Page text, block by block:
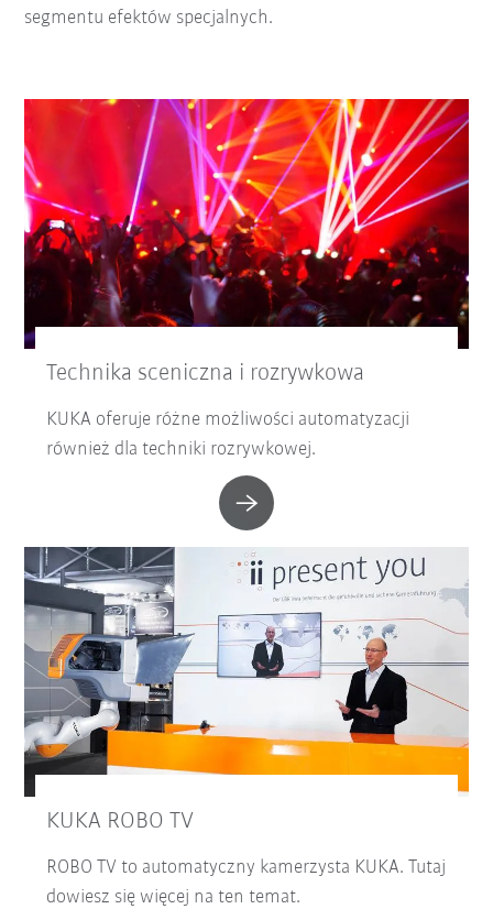
segmentu efektów specjalnych.
Technika sceniczna i rozrywkowa
KUKA oferuje różne możliwości automatyzacji
również dla techniki rozrywkowej.
KUKA ROBO TV
ROBO TV to automatyczny kamerzysta KUKA. Tutaj
dowiesz się więcej na ten temat.